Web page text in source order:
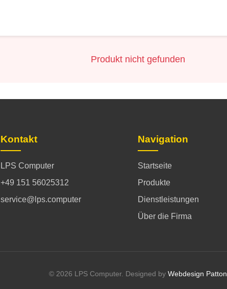
Produkt nicht gefunden
Kontakt
LPS Computer
+49 151 56025312
service@lps.computer
Navigation
Startseite
Produkte
Dienstleistungen
Über die Firma
© 2026 LPS Computer. Designed by Webdesign Patton